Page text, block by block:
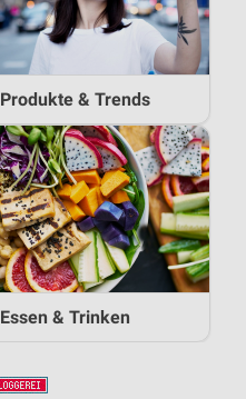
Produkte & Trends
Essen & Trinken